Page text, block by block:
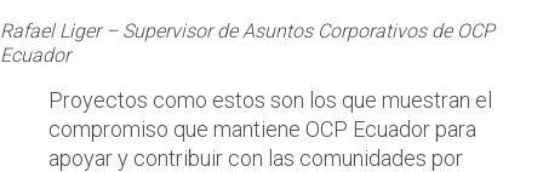
Rafael Liger – Supervisor de Asuntos Corporativos de OCP
Ecuador
Proyectos como estos son los que muestran el
compromiso que mantiene OCP Ecuador para
apoyar y contribuir con las comunidades por